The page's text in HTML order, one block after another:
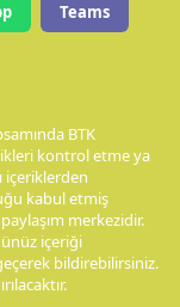
Teams
BTK
kontrol etme ya
içeriklerden
kabul etmiş
merkezidir.
içeriği
bildirebilirsiniz.